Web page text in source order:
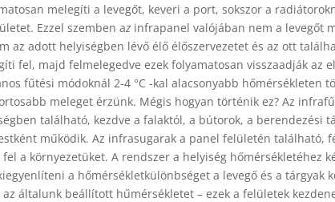
melegíti a levegőt, keveri a port, sokszor a
Ezzel szemben az infrapanel valójában nem a levegőt
az adott helyiségben lévő élő élőszervezetet és az ott
fel, majd felmelegedve ezek folyamatosan visszaadják az
fűtési módoknál 2-4 °C -kal alacsonyabb hőmérsékleten
meleget érzünk. Mégis hogyan történik ez? Az
található, kezdve a falaktól, a bútorok, a berendezési
működik. Az infrasugarak a panel felületén található,
a környezetüket. A rendszer a helyiség hőmérsékletéhez
a hőmérsékletkülönbséget a levegő és a tárgyak
általunk beállított hűmérsékletet – ezek a felületek